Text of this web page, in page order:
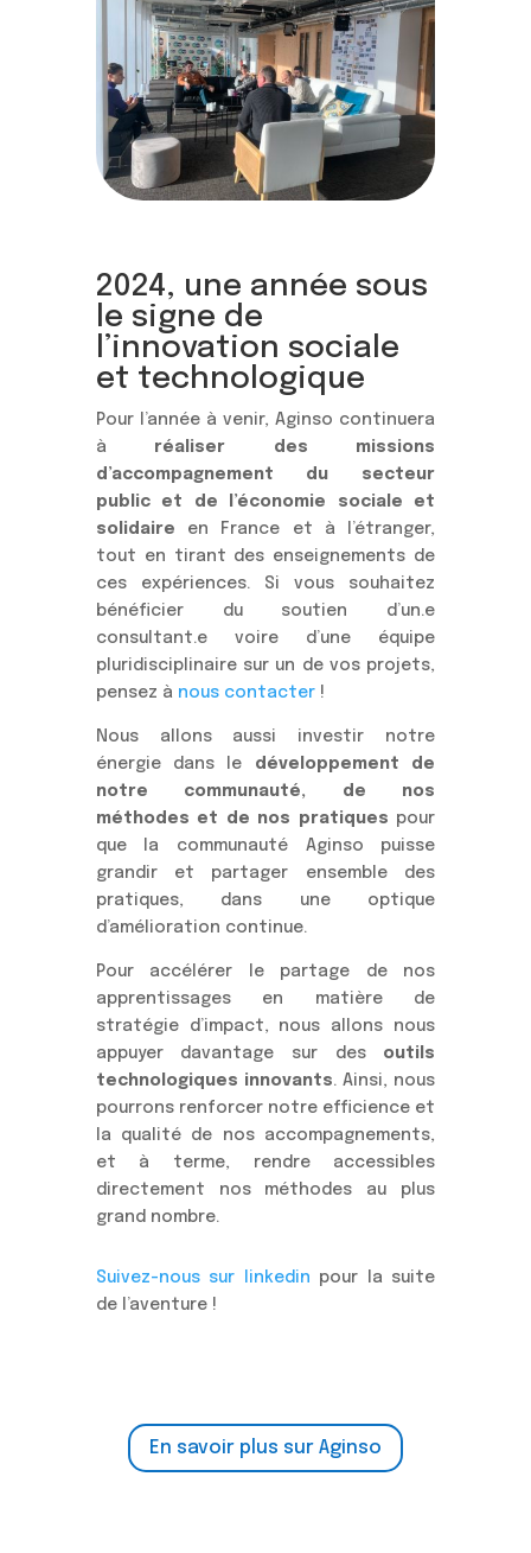
2024, une année sous
le signe de
l’innovation sociale
et technologique
Pour l’année à venir, Aginso continuera
à réaliser des missions
d’accompagnement du secteur
public et de l’économie sociale et
solidaire en France et à l’étranger,
tout en tirant des enseignements de
ces expériences. Si vous souhaitez
bénéficier du soutien d’un.e
consultant.e voire d’une équipe
pluridisciplinaire sur un de vos projets,
pensez à nous contacter!
Nous allons aussi investir notre
énergie dans le développement de
notre communauté, de nos
méthodes et de nos pratiques pour
que la communauté Aginso puisse
grandir et partager ensemble des
pratiques, dans une optique
d’amélioration continue.
Pour accélérer le partage de nos
apprentissages en matière de
stratégie d’impact, nous allons nous
appuyer davantage sur des outils
technologiques innovants. Ainsi, nous
pourrons renforcer notre efficience et
la qualité de nos accompagnements,
et à terme, rendre accessibles
directement nos méthodes au plus
grand nombre.
Suivez-nous sur linkedin pour la suite
de l’aventure !
En savoir plus sur Aginso